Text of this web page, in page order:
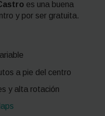
es una buena
y por ser gratuita.
a pie del centro
y alta rotación